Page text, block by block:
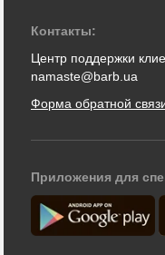
Контакты:
Центр поддержки
namaste@barb.ua
Форма обратной
Приложения для